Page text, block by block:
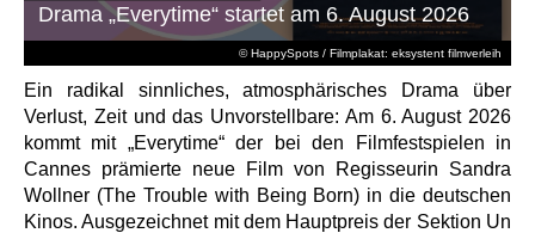
© HappySpots / Filmplakat: eksystent filmverleih
Drama „Everytime“ startet am 6. August 2026
Ein radikal sinnliches, atmosphärisches Drama über
Verlust, Zeit und das Unvorstellbare: Am 6. August 2026
kommt mit „Everytime“ der bei den Filmfestspielen in
Cannes prämierte neue Film von Regisseurin Sandra
Wollner (The Trouble with Being Born) in die deutschen
Kinos. Ausgezeichnet mit dem Hauptpreis der Sektion Un